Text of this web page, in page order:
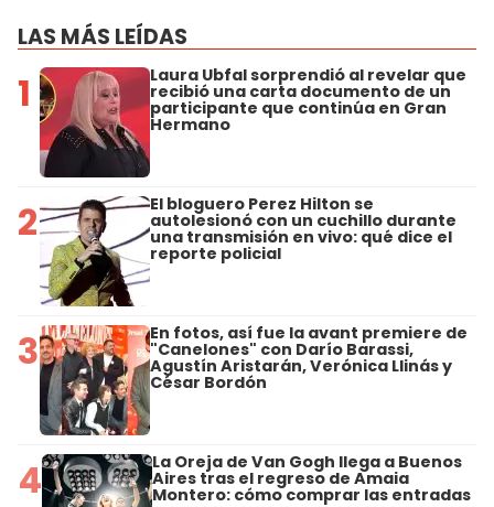
LAS MÁS LEÍDAS
1 Laura Ubfal sorprendió al revelar que
recibió una carta documento de un
participante que continúa en Gran
Hermano
2 El bloguero Perez Hilton se
autolesionó con un cuchillo durante
una transmisión en vivo: qué dice el
reporte policial
3 En fotos, así fue la avant premiere de
"Canelones" con Darío Barassi,
Agustín Aristarán, Verónica Llinás y
César Bordón
4 La Oreja de Van Gogh llega a Buenos
Aires tras el regreso de Amaia
Montero: cómo comprar las entradas